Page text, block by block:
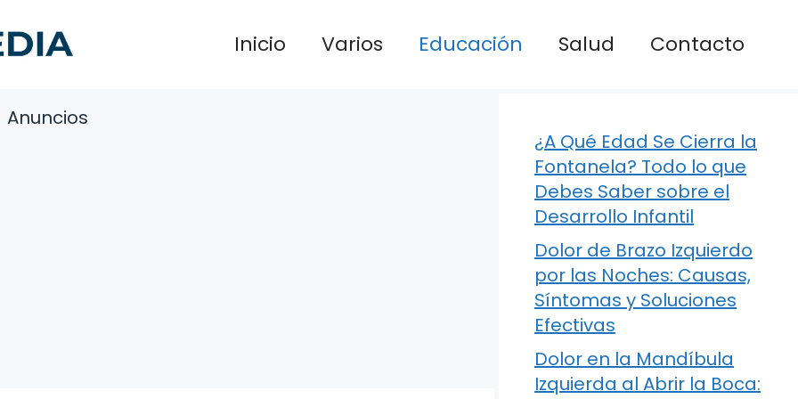
Inicio Varios Educación Salud Contacto
Anuncios
¿A Qué Edad Se Cierra la
Fontanela? Todo lo que
Debes Saber sobre el
Desarrollo Infantil
Dolor de Brazo Izquierdo
por las Noches: Causas,
Síntomas y Soluciones
Efectivas
Dolor en la Mandíbula
Izquierda al Abrir la Boca: